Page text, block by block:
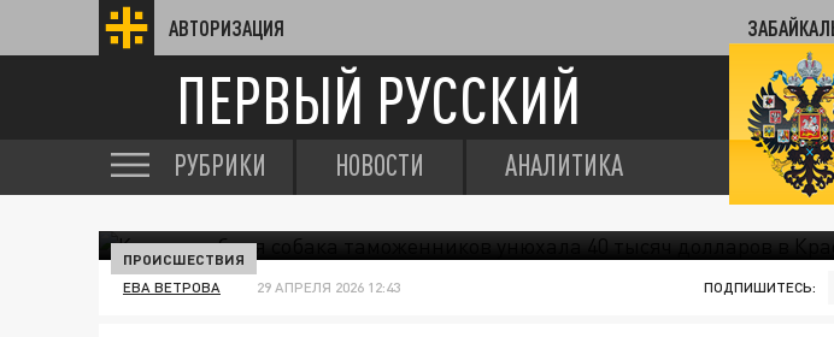
АВТОРИЗАЦИЯ
ПЕРВЫЙ РУССКИЙ
РУБРИКИ НОВОСТИ АНАЛИТИКА
ПРОИСШЕСТВИЯ
ЕВА ВЕТРОВА 29 АПРЕЛЯ 2026 12:43 ПОДПИШИТЕСЬ: